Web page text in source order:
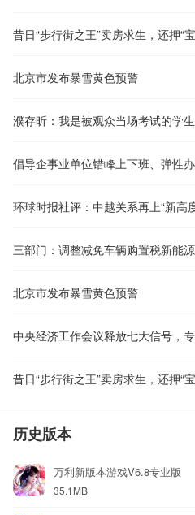
北京市发布暴雪黄色预警
濮存昕：我是被观众当场考试的学生
北京市发布暴雪黄色预警
历史版本
万利新版本游戏V6.8专业版
35.1MB